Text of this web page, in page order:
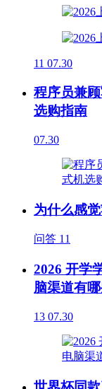
11 07.30
程序员兼
选购指南
07.30
为什么感
问答 11
2026 开学
脑渠道有
13 07.30